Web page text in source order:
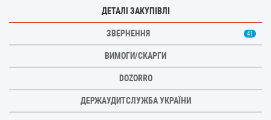
ДЕТАЛІ ЗАКУПІВЛІ
ЗВЕРНЕННЯ 41
ВИМОГИ/СКАРГИ
DOZORRO
ДЕРЖАУДИТСЛУЖБА УКРАЇНИ